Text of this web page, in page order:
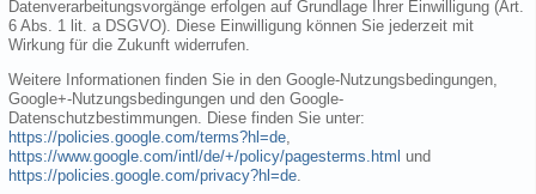
Datenverarbeitungsvorgänge erfolgen auf Grundlage Ihrer Einwilligung (Art.
6 Abs. 1 lit. a DSGVO). Diese Einwilligung können Sie jederzeit mit
Wirkung für die Zukunft widerrufen.
Weitere Informationen finden Sie in den Google-Nutzungsbedingungen,
Google+-Nutzungsbedingungen und den Google-
Datenschutzbestimmungen. Diese finden Sie unter:
https://policies.google.com/terms?hl=de,
https://www.google.com/intl/de/+/policy/pagesterms.html und
https://policies.google.com/privacy?hl=de.